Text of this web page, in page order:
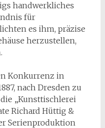
handwerkliches
für
es ihm, präzise
herzustellen,
Konkurrenz in
nach Dresden zu
„Kunsttischlerei
Richard Hüttig &
Serienproduktion